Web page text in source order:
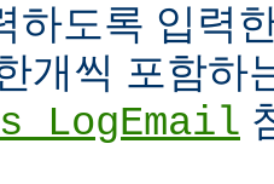
하도록 입력
개씩 포함하